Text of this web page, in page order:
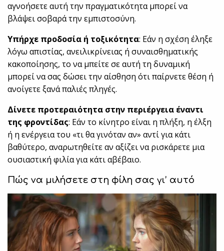
αγνοήσετε αυτή την πραγματικότητα μπορεί να
βλάψει σοβαρά την εμπιστοσύνη.
Υπήρχε προδοσία ή τοξικότητα: Εάν η σχέση έληξε
λόγω απιστίας, ανειλικρίνειας ή συναισθηματικής
κακοποίησης, το να μπείτε σε αυτή τη δυναμική
μπορεί να σας δώσει την αίσθηση ότι παίρνετε θέση ή
ανοίγετε ξανά παλιές πληγές.
Δίνετε προτεραιότητα στην περιέργεια έναντι
της φροντίδας: Εάν το κίνητρο είναι η πλήξη, η έλξη
ή η ενέργεια του «τι θα γινόταν αν» αντί για κάτι
βαθύτερο, αναρωτηθείτε αν αξίζει να ρισκάρετε μια
ουσιαστική φιλία για κάτι αβέβαιο.
Πώς να μιλήσετε στη φίλη σας γι’ αυτό